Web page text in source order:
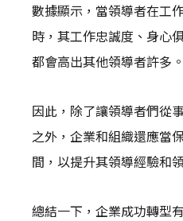
數據顯示，當領導者在工
時，其工作忠誠度、身心
都會高出其他領導者許多。
因此，除了讓領導者們從
之外，企業和組織還應當
間，以提升其領導經驗和
總結一下，企業成功轉型